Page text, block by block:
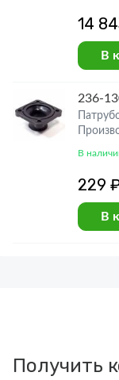
14
В
236-
В
229
В
Получить